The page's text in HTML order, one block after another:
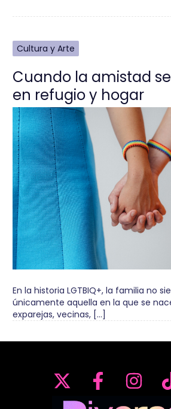
Cultura y Arte
Cuando la amistad
en refugio y hogar
En la historia LGTBIQ+, la familia no
únicamente aquella en la que se
exparejas, vecinas, […]